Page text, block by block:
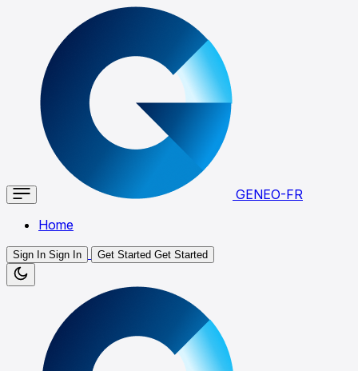
GENEO-FR
Home
Sign In Sign In Get Started Get Started